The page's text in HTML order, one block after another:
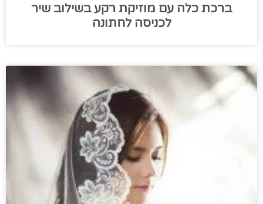
ברכת כלה עם מוזיקת רקע בשילוב שיר
לכניסה לחתונה